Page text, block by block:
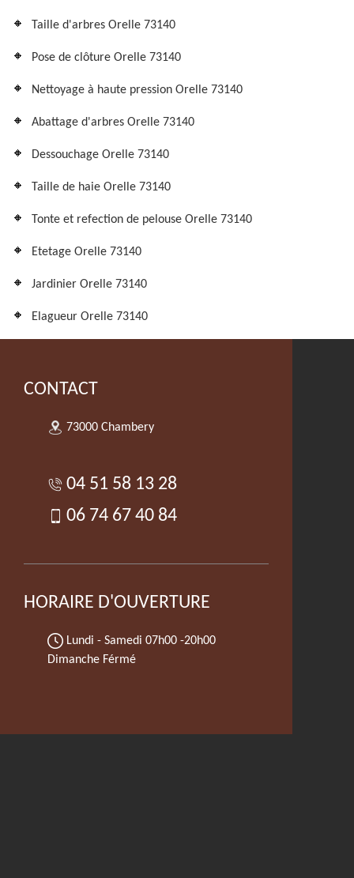
Taille d'arbres Orelle 73140
Pose de clôture Orelle 73140
Nettoyage à haute pression Orelle 73140
Abattage d'arbres Orelle 73140
Dessouchage Orelle 73140
Taille de haie Orelle 73140
Tonte et refection de pelouse Orelle 73140
Etetage Orelle 73140
Jardinier Orelle 73140
Elagueur Orelle 73140
CONTACT
73000 Chambery
04 51 58 13 28
06 74 67 40 84
HORAIRE D'OUVERTURE
Lundi - Samedi 07h00 -20h00
Dimanche Férmé